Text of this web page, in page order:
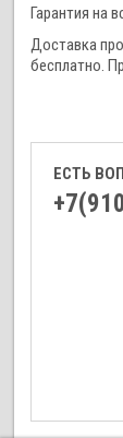
Гарантия на
Доставка
бесплатно.
ЕСТЬ